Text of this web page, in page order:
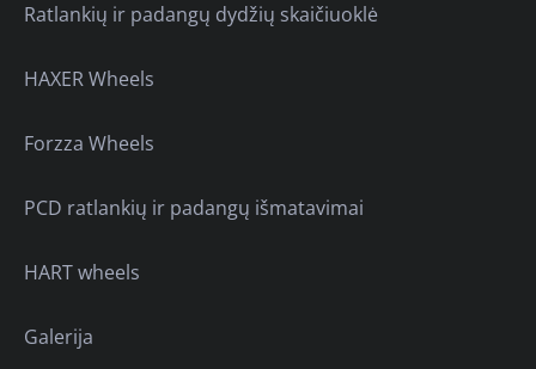
Ratlankių ir padangų dydžių skaičiuoklė
HAXER Wheels
Forzza Wheels
PCD ratlankių ir padangų išmatavimai
HART wheels
Galerija